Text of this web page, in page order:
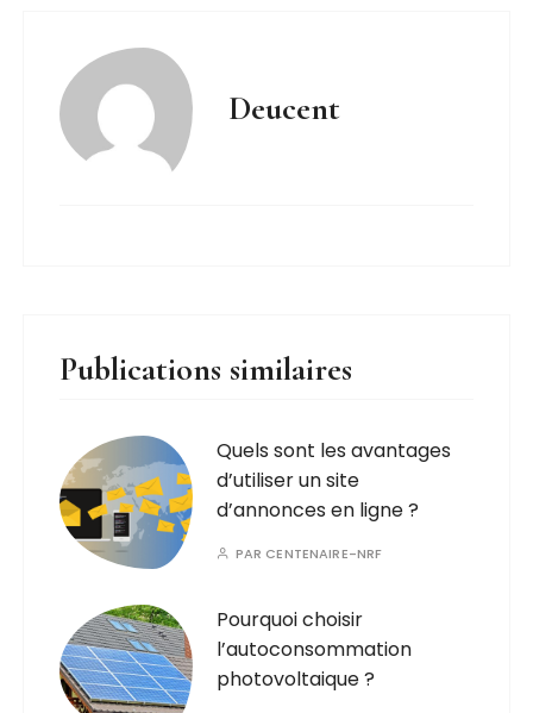
Deucent
Publications similaires
Quels sont les avantages
d’utiliser un site
d’annonces en ligne ?
PAR CENTENAIRE-NRF
Pourquoi choisir
l’autoconsommation
photovoltaique ?